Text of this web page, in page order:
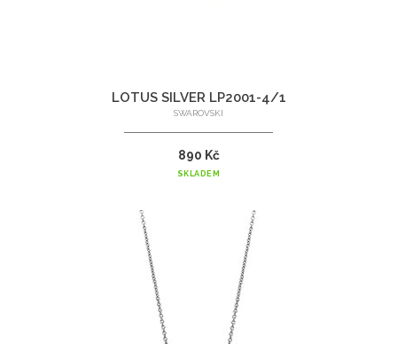
LOTUS SILVER LP2001-4/1
SWAROVSKI
890 Kč
SKLADEM